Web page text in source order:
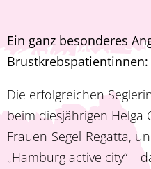
Ein ganz besonderes
Brustkrebspatientinnen:
Die erfolgreichen
beim diesjährigen Helga
Frauen-Segel-Regatta,
„Hamburg active city“ –